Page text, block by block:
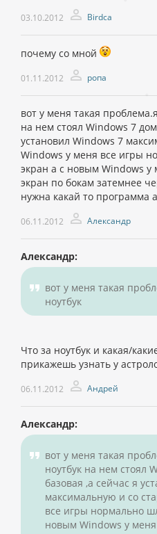
03.10.2012 Birdca
почему со мной
01.11.2012 ропа
вот у меня такая
на нем стоял Windows 7
установил Windows 7
Windows у меня все игры
экран а с новым Windows у
экран по бокам затемнее
нужна какай то программа
06.11.2012 Александр
Александр:
вот у меня такая
ноутбук
Что за ноутбук и какая/
прикажешь узнать у
06.11.2012 Андрей
Александр:
вот у меня такая
ноутбук на нем стоял
базовая ,а сейчас я
максимальную и со
все игры нормально
новым Windows у